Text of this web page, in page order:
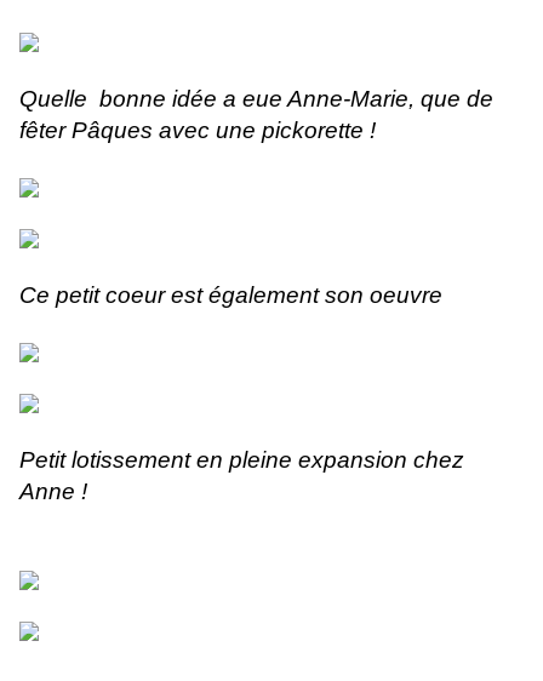
Quelle bonne idée a eue Anne-Marie, que de
fêter Pâques avec une pickorette !
Ce petit coeur est également son oeuvre
Petit lotissement en pleine expansion chez
Anne !